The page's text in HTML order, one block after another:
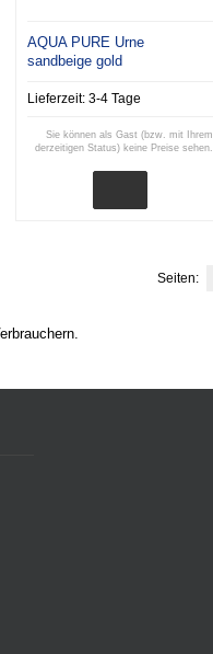
AQUA PURE Urne
sandbeige gold
Lieferzeit:3-4 Tage
Sie können als Gast (bzw. mit Ihrem
derzeitigen Status) keine Preise sehen.
Seiten: